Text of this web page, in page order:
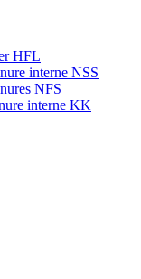
HFL
interne NSS
NFS
interne KK